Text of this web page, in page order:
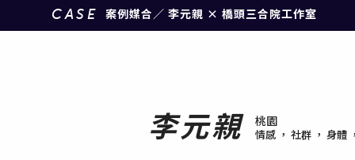
CASE 案例媒合／ 李元親 × 橋頭三合院工作室
李元親 桃園
情感 ， 社群 ， 身體